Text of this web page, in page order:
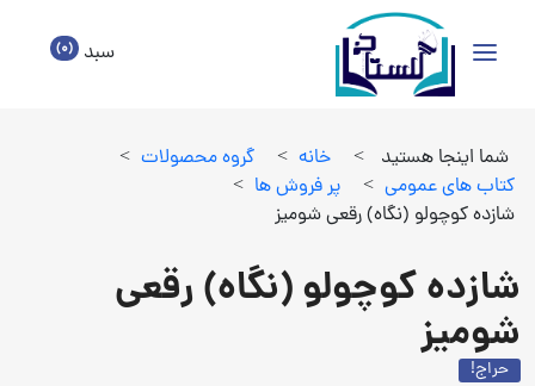
سبد (0)
شما اینجا هستید > خانه > گروه محصولات >
كتاب هاي عمومي > پر فروش ها >
شازده کوچولو (نگاه) رقعی شومیز
شازده کوچولو (نگاه) رقعی
شومیز
حراج!